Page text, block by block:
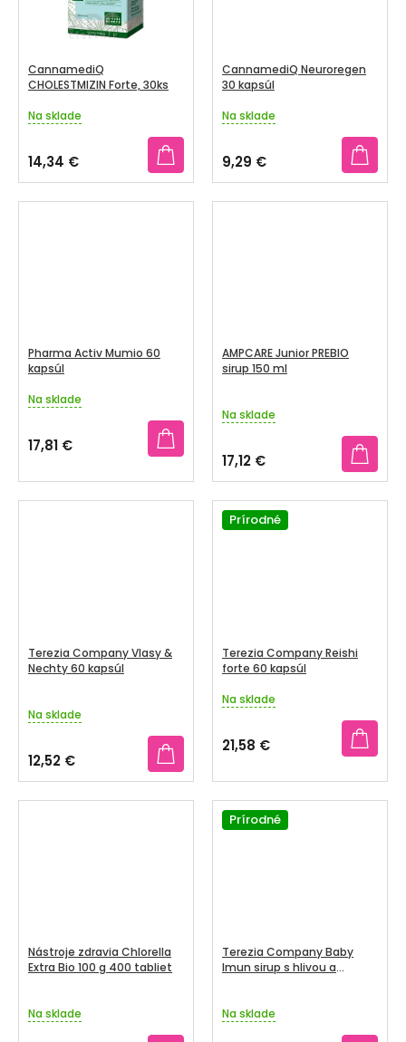
CannamediQ
CHOLESTMIZIN Forte, 30ks
Priemerné
produktu
je
3,8
z
Na sklade
14,34 €
CannamediQ Neuroregen
30 kapsúl
Priemerné
produktu
je
4,0
z
Na sklade
9,29 €
Pharma Activ Mumio 60
kapsúl
Priemerné
produktu
je
z
5
Na sklade
17,81 €
AMPCARE Junior PREBIO
sirup 150 ml
Na sklade
17,12 €
Terezia Company Vlasy &
Nechty 60 kapsúl
Na sklade
12,52 €
Prírodné
Terezia Company Reishi
forte 60 kapsúl
Priemerné
produktu
je
z
5
hviezdičiek.
Na sklade
21,58 €
Nástroje zdravia Chlorella
Extra Bio 100 g 400 tabliet
Na sklade
Prírodné
Terezia Company Baby
Imun sirup s hlivou a
Na sklade